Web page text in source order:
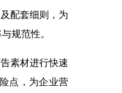
配套细则，为
规范性。
素材进行快速
点，为企业营